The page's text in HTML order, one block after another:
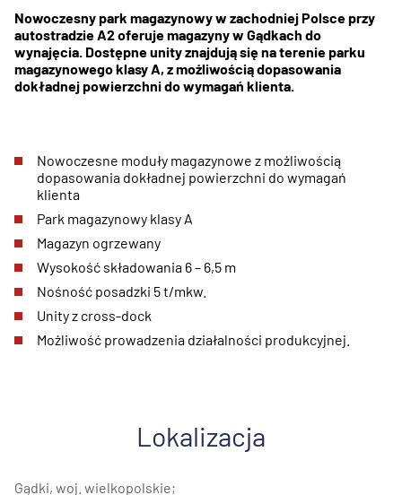
Nowoczesny park magazynowy w zachodniej Polsce przy
autostradzie A2 oferuje magazyny w Gądkach do
wynajęcia. Dostępne unity znajdują się na terenie parku
magazynowego klasy A, z możliwością dopasowania
dokładnej powierzchni do wymagań klienta.
Nowoczesne moduły magazynowe z możliwością
dopasowania dokładnej powierzchni do wymagań
klienta
Park magazynowy klasy A
Magazyn ogrzewany
Wysokość składowania 6 – 6,5 m
Nośność posadzki 5 t/mkw.
Unity z cross-dock
Możliwość prowadzenia działalności produkcyjnej.
Lokalizacja
Gądki, woj. wielkopolskie;